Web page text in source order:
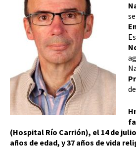
En
(Hospital Río Carrión), el 14 de
años de edad, y 37 años de vida